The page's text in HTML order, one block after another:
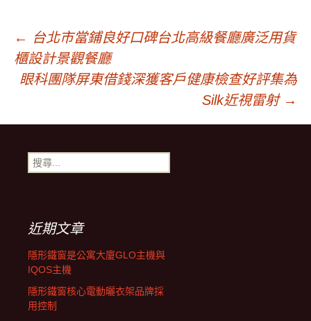
文
章
導
覽
←
台北市當鋪良好口碑台北高級餐廳廣泛用貨
櫃設計景觀餐廳
眼科團隊屏東借錢深獲客戶健康檢查好評集為
Silk近視雷射 →
搜
尋
近期文章
隱形鐵窗是公寓大廈GLO主機與
IQOS主機
隱形鐵窗核心電動曬衣架品牌採
用控制